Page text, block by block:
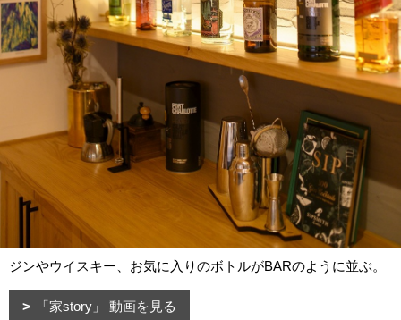
ジンやウイスキー、お気に入りのボトルがBARのように並ぶ。
「家story」 動画を見る